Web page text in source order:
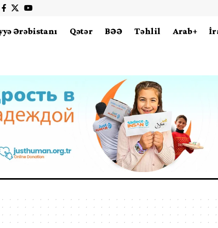
Ərəbistanı Qətər BƏƏ Təhlil Arab+